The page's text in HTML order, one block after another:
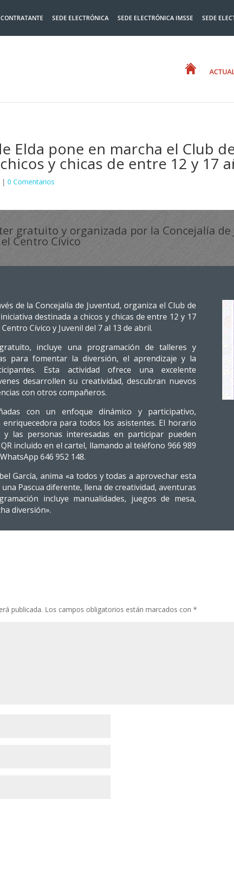
SEDE ELECTRÓNICA SEDE ELECTRÓNICA IMSSE SEDE
Elda pone en marcha el Club de
y chicas de entre 12 y 17
| 0 Comentarios
gratuito y organizada por la Concejalía
Centro Cívico
de la Concejalía de Juventud, organiza el Club de
iniciativa destinada a chicos y chicas de entre 12 y 17
Cívico y Juvenil del 7 al 13 de abril.
incluye una programación de talleres y
para fomentar la diversión, el aprendizaje y la
Esta actividad ofrece una excelente
desarrollen su creatividad, descubran nuevos
con otros compañeros.
con un enfoque dinámico y participativo,
para todos los asistentes. El horario
las personas interesadas en participar pueden
incluido en el cartel, llamando al teléfono 966 989
646 952 148.
García, anima «a todos y todas a aprovechar esta
Pascua diferente, llena de creatividad, aventuras
incluye manualidades, juegos de mesa,
diversión».
publicada. Los campos obligatorios están marcados con *